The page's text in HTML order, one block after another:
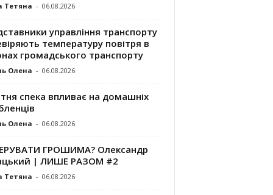
Тетяна - 06.08.2026
управління транспорту
температуру повітря в
громадського транспорту
Олена - 06.08.2026
спека впливає на домашніх
Олена - 06.08.2026
ГРОШИМА? Олександр
| ЛИШЕ РАЗОМ #2
Тетяна - 06.08.2026